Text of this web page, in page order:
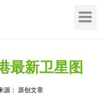
切
导
最新卫星图
源： 原创文章